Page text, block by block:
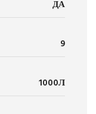
ДА
9
1000Л